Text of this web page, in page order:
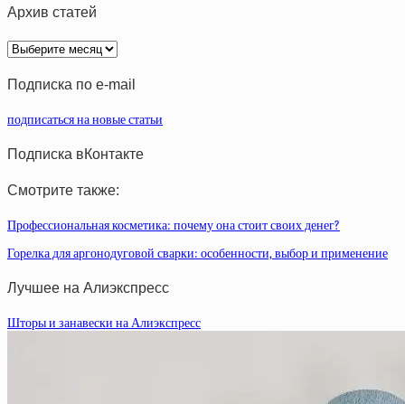
Архив статей
Архив
статей
Подписка по e-mail
подписаться на новые статьи
Подписка вКонтакте
Смотрите также:
Профессиональная косметика: почему она стоит своих денег?
Горелка для аргонодуговой сварки: особенности, выбор и применение
Лучшее на Алиэкспресс
Шторы и занавески на Алиэкспресс